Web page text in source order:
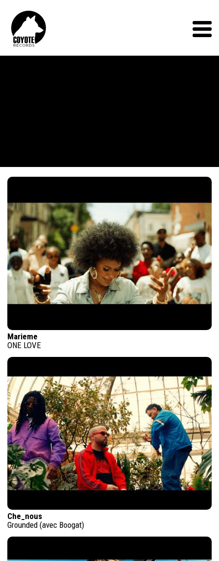
Records
Menu
Marieme
ONE LOVE
Che_nous
Grounded (avec Boogat)